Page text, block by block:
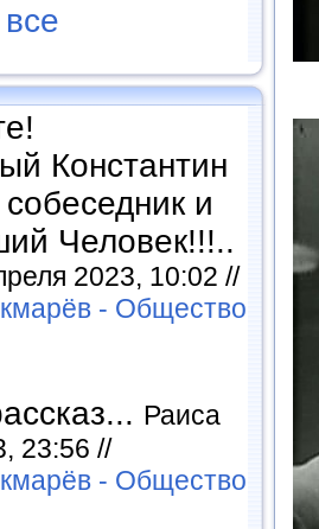
Константин
и
Человек!!!..
2023, 10:02 //
- Общество
Раиса
23:56 //
- Общество